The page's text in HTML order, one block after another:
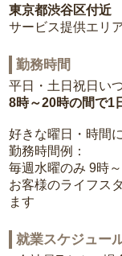
東京都渋谷区付近
サービス提供エリ
勤務時間
平日・土日祝日い
8時～20時の間で1
好きな曜日・時間
勤務時間例：
毎週水曜のみ 9時
お客様のライフス
ます
就業スケジュー